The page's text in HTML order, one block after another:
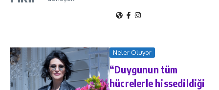
Neler Oluyor
“Duygunun tüm
hücrelerle hissedildiği